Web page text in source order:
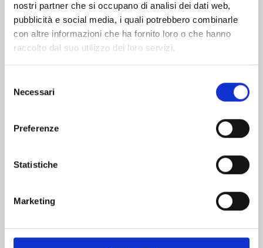
nostri partner che si occupano di analisi dei dati web,
pubblicità e social media, i quali potrebbero combinarle
con altre informazioni che ha fornito loro o che hanno
raccolto dal suo utilizzo dei loro servizi.
delNecessari
Preferenze
Statistiche
Marketing
YU DEGLI SPETTRI NEW EDITION n. 19